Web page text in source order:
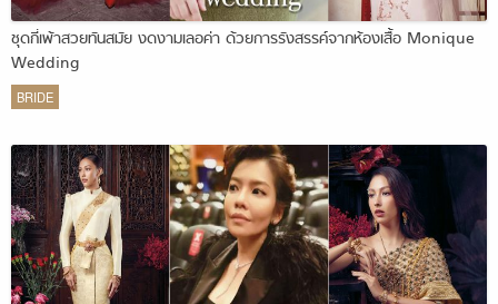
ชุดกี่เพ้าสวยทันสมัย งดงามเลอค่า ด้วยการรังสรรค์จากห้องเสื้อ Monique
Wedding
BRIDE